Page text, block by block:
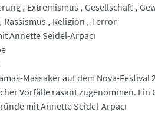
Extremismus Gesellschaft
Rassismus Religion Terror
Annette Seidel-Arpacı
Massaker auf dem Nova-Festival
Vorfälle rasant zugenommen. Ein
mit Annette Seidel-Arpacı